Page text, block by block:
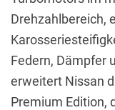
Drehzahlbereich,
Federn, Dämpfer
erweitert Nissan
Premium Edition,